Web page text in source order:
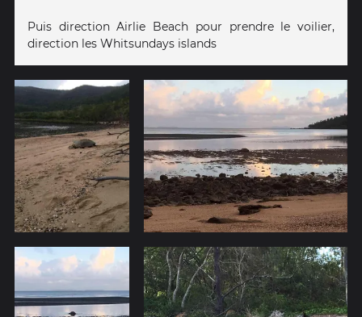
Puis direction Airlie Beach pour prendre le voilier,
direction les Whitsundays islands